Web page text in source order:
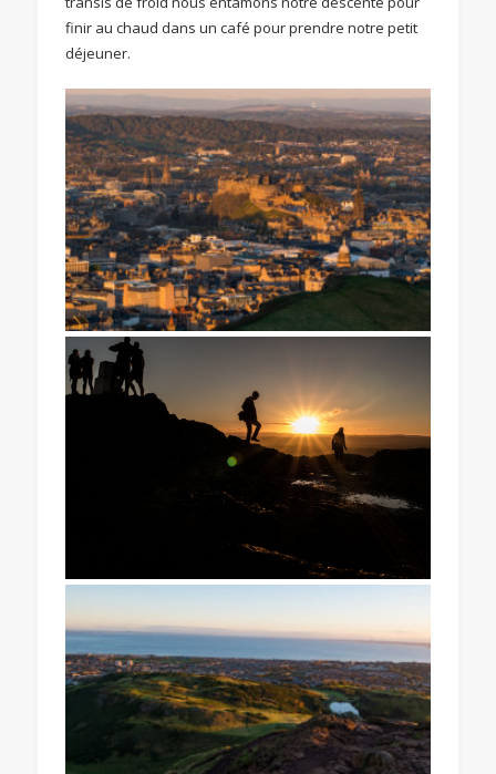
finir au chaud dans un café pour prendre notre petit
déjeuner.